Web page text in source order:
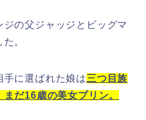
の父ジャッジとビッグマ
。
手に選ばれた娘は三つ目族
だ16歳の美女プリン。